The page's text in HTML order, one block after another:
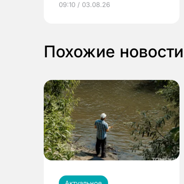
выиграть призы
09:10 / 03.08.26
Похожие новости